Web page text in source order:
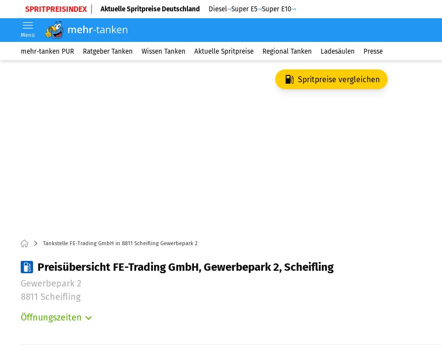
SPRITPREISINDEX Aktuelle Spritpreise Deutschland Diesel Super E5 Super E10
Menü
mehr-tanken PUR Ratgeber Tanken Wissen Tanken Aktuelle Spritpreise Regional Tanken Ladesäulen Presse
Spritpreise vergleichen
Tankstelle FE-Trading GmbH in 8811 Scheifling Gewerbepark 2
Preisübersicht FE-Trading GmbH, Gewerbepark 2, Scheifling
Gewerbepark 2
8811 Scheifling
Öffnungszeiten